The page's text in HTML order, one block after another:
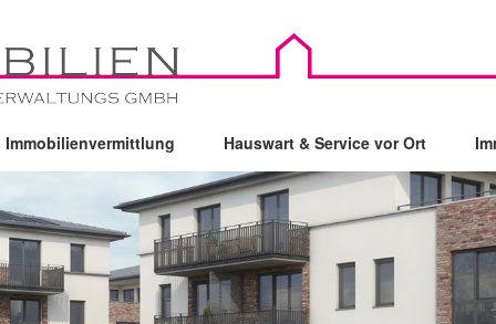
Immobilienvermittlung Hauswart & Service vor Ort